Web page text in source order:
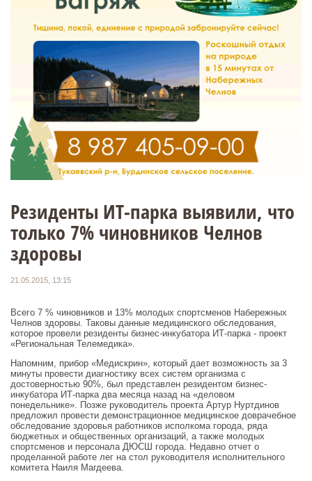
Резиденты ИТ-парка выявили, что
только 7% чиновников Челнов
здоровы
21.05.2015, 13:15
Всего 7 % чиновников и 13% молодых спортсменов Набережных
Челнов здоровы. Таковы данные медицинского обследования,
которое провели резиденты бизнес-инкубатора ИТ-парка - проект
«Региональная Телемедика».
Напомним, прибор «Медискрин», который дает возможность за 3
минуты провести диагностику всех систем организма с
достоверностью 90%, был представлен резидентом бизнес-
инкубатора ИТ-парка два месяца назад на «деловом
понедельнике». Позже руководитель проекта Артур Нуртдинов
предложил провести демонстрационное медицинское доврачебное
обследование здоровья работников исполкома города, ряда
бюджетных и общественных организаций, а также молодых
спортсменов и персонала ДЮСШ города. Недавно отчет о
проделанной работе лег на стол руководителя исполнительного
комитета Наиля Магдеева.